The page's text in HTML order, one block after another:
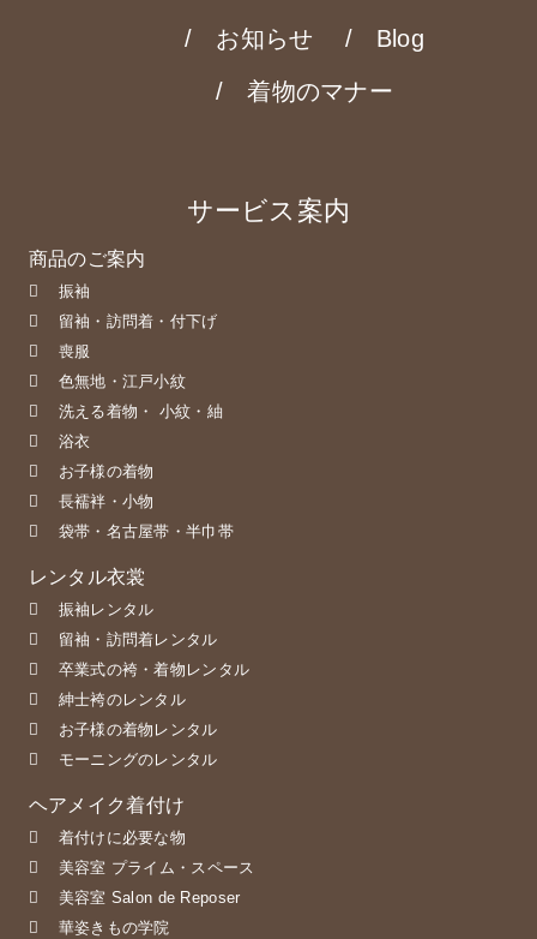
お知らせ
Blog
着物のマナー
サービス案内
商品のご案内
振袖
留袖・訪問着・付下げ
喪服
色無地・江戸小紋
洗える着物・ 小紋・紬
浴衣
お子様の着物
長襦袢・小物
袋帯・名古屋帯・半巾帯
レンタル衣裳
振袖レンタル
留袖・訪問着レンタル
卒業式の袴・着物レンタル
紳士袴のレンタル
お子様の着物レンタル
モーニングのレンタル
ヘアメイク着付け
着付けに必要な物
美容室 プライム・スペース
美容室 Salon de Reposer
華姿きもの学院